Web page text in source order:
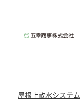
屋根上散水システム